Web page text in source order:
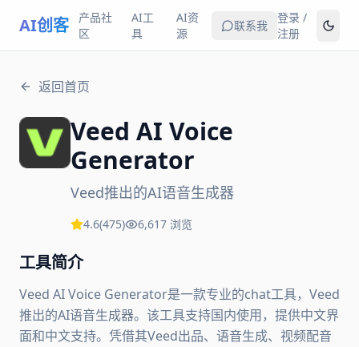
AI创客
产品社
区
AI工
具
AI资
源
联系我
登录 /
注册
返回首页
Veed AI Voice
Generator
Veed推出的AI语音生成器
4.6(475) 6,617 浏览
工具简介
Veed AI Voice Generator是一款专业的chat工具，Veed
推出的AI语音生成器。该工具支持国内使用，提供中文界
面和中文支持。凭借其Veed出品、语音生成、视频配音